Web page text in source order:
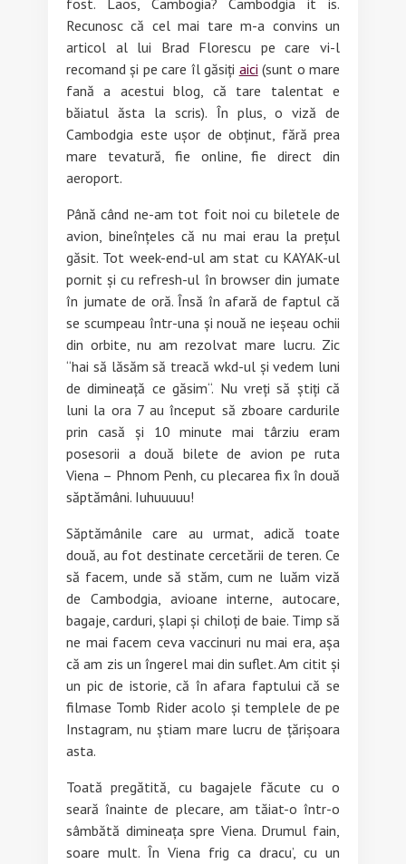
fost. Laos, Cambogia? Cambodgia it is.
Recunosc că cel mai tare m-a convins un
articol al lui Brad Florescu pe care vi-l
recomand și pe care îl găsiți aici (sunt o mare
fană a acestui blog, că tare talentat e
băiatul ăsta la scris). În plus, o viză de
Cambodgia este ușor de obținut, fără prea
mare tevatură, fie online, fie direct din
aeroport.
Până când ne-am tot foit noi cu biletele de
avion, bineînțeles că nu mai erau la prețul
găsit. Tot week-end-ul am stat cu KAYAK-ul
pornit și cu refresh-ul în browser din jumate
în jumate de oră. Însă în afară de faptul că
se scumpeau într-una și nouă ne ieșeau ochii
din orbite, nu am rezolvat mare lucru. Zic
“hai să lăsăm să treacă wkd-ul și vedem luni
de dimineață ce găsim“. Nu vreți să știți că
luni la ora 7 au început să zboare cardurile
prin casă și 10 minute mai târziu eram
posesorii a două bilete de avion pe ruta
Viena – Phnom Penh, cu plecarea fix în două
săptămâni. Iuhuuuuu!
Săptămânile care au urmat, adică toate
două, au fot destinate cercetării de teren. Ce
să facem, unde să stăm, cum ne luăm viză
de Cambodgia, avioane interne, autocare,
bagaje, carduri, șlapi și chiloți de baie. Timp să
ne mai facem ceva vaccinuri nu mai era, așa
că am zis un îngerel mai din suflet. Am citit și
un pic de istorie, că în afara faptului că se
filmase Tomb Rider acolo și templele de pe
Instagram, nu știam mare lucru de țărișoara
asta.
Toată pregătită, cu bagajele făcute cu o
seară înainte de plecare, am tăiat-o într-o
sâmbătă dimineața spre Viena. Drumul fain,
soare mult. În Viena frig ca dracu’, cu un